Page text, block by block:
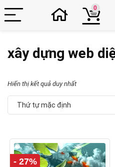
0
xây dựng web
Hiển thị kết quả duy nhất
Thứ tự mặc định
- 27%